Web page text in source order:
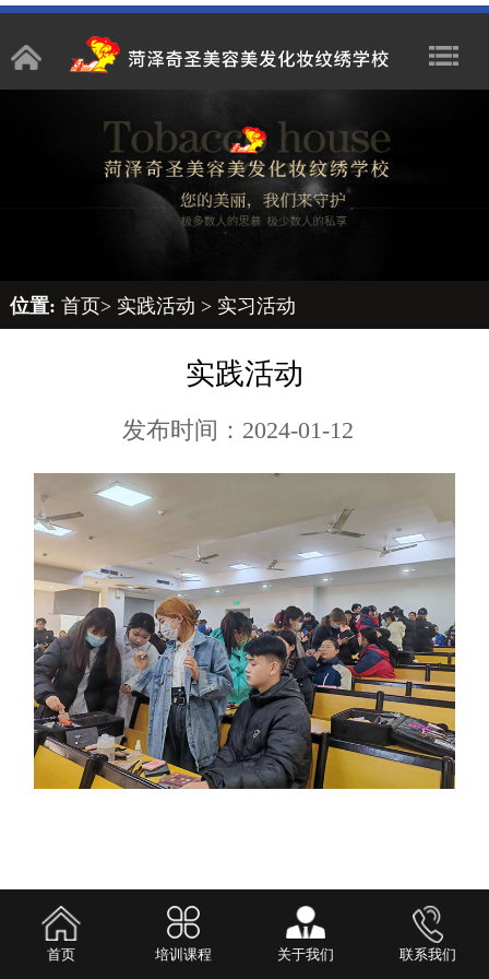
位置: 首页> 实践活动 > 实习活动
实践活动
发布时间：2024-01-12
首页 培训课程 关于我们 联系我们